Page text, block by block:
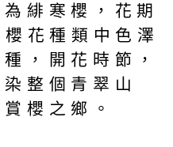
緋寒櫻，花期
花種類中色澤
，開花時節，
整個青翠山
櫻之鄉。